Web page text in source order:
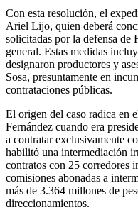
Con esta resolución, el
Ariel Lijo, quien deberá
solicitadas por la defensa de
general. Estas medidas
designaron productores y
Sosa, presuntamente en
contrataciones públicas.
El origen del caso radica en
Fernández cuando era
a contratar exclusivamente
habilitó una intermediación
contratos con 25 corredores
comisiones abonadas a
más de 3.364 millones de
direccionamientos.